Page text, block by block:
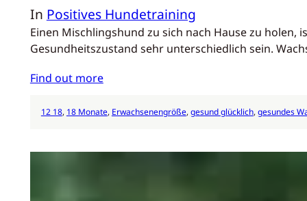
In Positives Hundetraining
Einen Mischlingshund zu sich nach Hause zu
Gesundheitszustand sehr unterschiedlich sein.
Find out more
12 18, 18 Monate, Erwachsenengröße, gesund glücklich, gesundes